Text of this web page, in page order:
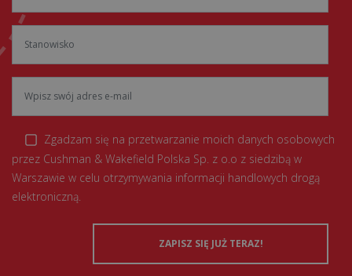
Zgadzam się na przetwarzanie moich danych osobowych
przez Cushman & Wakefield Polska Sp. z o.o z siedzibą w
Warszawie w celu otrzymywania informacji handlowych drogą
elektroniczną.